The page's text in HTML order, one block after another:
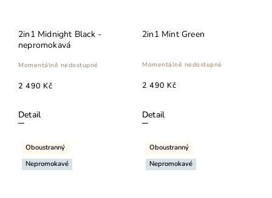
2in1 Midnight Black -
nepromokavá
Momentálně nedostupné
2 490 Kč
Detail
2in1 Mint Green
Momentálně nedostupné
2 490 Kč
Detail
Oboustranný
Nepromokavé
Oboustranný
Nepromokavé